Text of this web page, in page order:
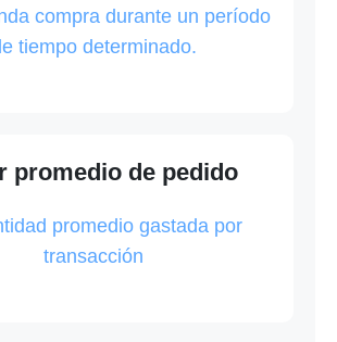
compra durante un período
tiempo determinado.
promedio de pedido
promedio gastada por
transacción